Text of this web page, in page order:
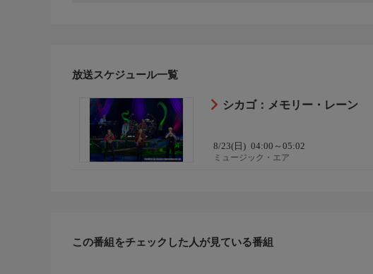
放送スケジュール一覧
シカゴ：メモリー・レーン
8/23(日) 04:00～05:02
ミュージック・エア
この番組をチェックした人が見ている番組